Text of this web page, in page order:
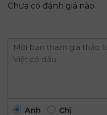
Chưa có đánh giá nào.
Anh Chị